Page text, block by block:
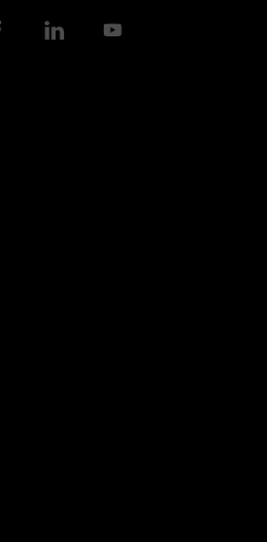
Community
LinkedInYouTube